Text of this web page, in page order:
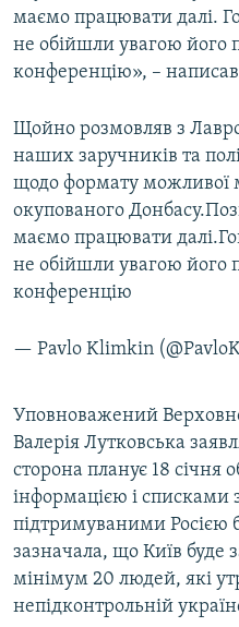
маємо працювати далі.
не обійшли увагою його
конференцію», –
Щойно розмовляв з
наших заручників та
щодо формату можливої
окупованого
маємо працювати
не обійшли увагою його
конференцію
— Pavlo Klimkin
Уповноважений
Валерія Лутковська
сторона планує 18 січня
інформацією і списками
підтримуваними Росією
зазначала, що Київ буде
мінімум 20 людей, які
непідконтрольній